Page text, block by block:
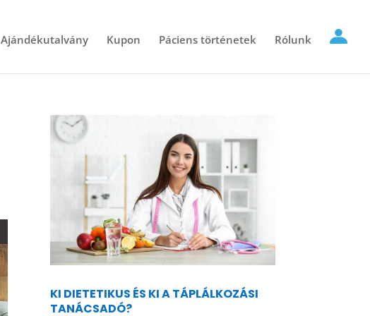
Ajándékutalvány Kupon Páciens történetek Rólunk
KI DIETETIKUS ÉS KI A TÁPLÁLKOZÁSI
TANÁCSADÓ?